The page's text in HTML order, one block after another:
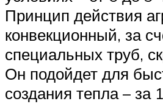
Принцип действия
конвекционный, за
специальных труб,
Он подойдет для
создания тепла – за